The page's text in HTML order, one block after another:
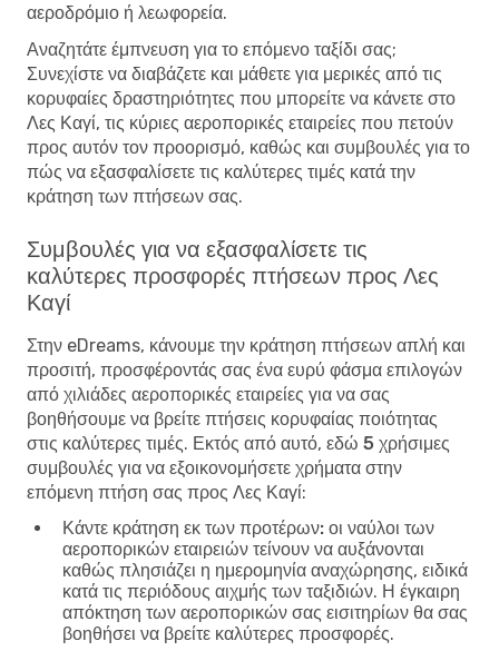
αεροδρόμιο ή λεωφορεία.
Αναζητάτε έμπνευση για το επόμενο ταξίδι σας;
Συνεχίστε να διαβάζετε και μάθετε για μερικές από τις
κορυφαίες δραστηριότητες που μπορείτε να κάνετε στο
Λες Καγί, τις κύριες αεροπορικές εταιρείες που πετούν
προς αυτόν τον προορισμό, καθώς και συμβουλές για το
πώς να εξασφαλίσετε τις καλύτερες τιμές κατά την
κράτηση των πτήσεων σας.
Συμβουλές για να εξασφαλίσετε τις
καλύτερες προσφορές πτήσεων προς Λες
Καγί
Στην eDreams, κάνουμε την κράτηση πτήσεων απλή και
προσιτή, προσφέροντάς σας ένα ευρύ φάσμα επιλογών
από χιλιάδες αεροπορικές εταιρείες για να σας
βοηθήσουμε να βρείτε πτήσεις κορυφαίας ποιότητας
στις καλύτερες τιμές. Εκτός από αυτό, εδώ 5 χρήσιμες
συμβουλές για να εξοικονομήσετε χρήματα στην
επόμενη πτήση σας προς Λες Καγί:
Κάντε κράτηση εκ των προτέρων: οι ναύλοι των
αεροπορικών εταιρειών τείνουν να αυξάνονται
καθώς πλησιάζει η ημερομηνία αναχώρησης, ειδικά
κατά τις περιόδους αιχμής των ταξιδιών. Η έγκαιρη
απόκτηση των αεροπορικών σας εισιτηρίων θα σας
βοηθήσει να βρείτε καλύτερες προσφορές.